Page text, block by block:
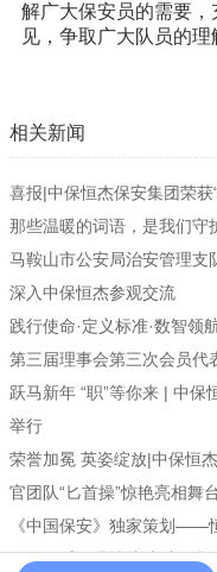
解广大保安员的需要
见，争取广大队员的理
相关新闻
喜报|中保恒杰保安集团荣
那些温暖的词语，是我们守
马鞍山市公安局治安管理支
深入中保恒杰参观交流
践行使命·定义标准·数智领
第三届理事会第三次会员代
跃马新年 “职”等你来 | 中
举行
荣誉加冕 英姿绽放|中保恒
官团队“匕首操”惊艳亮相舞
《中国保安》独家策划——
使命铸盾，温情护航!中保